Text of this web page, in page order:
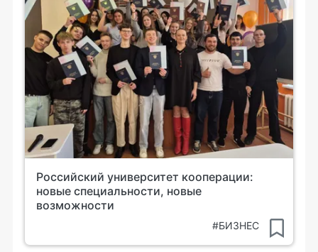
Российский университет кооперации:
новые специальности, новые
возможности
#БИЗНЕС